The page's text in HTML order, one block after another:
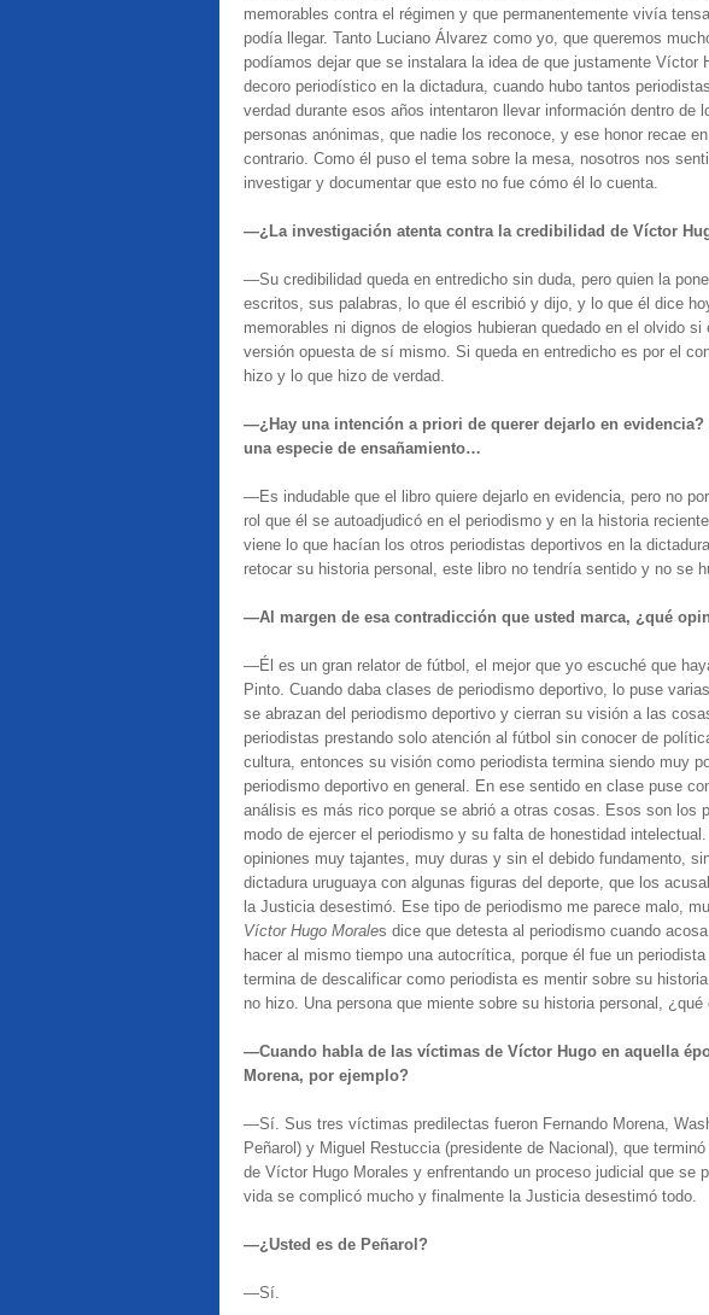
memorables contra el régimen y que permanentemente vivía
podía llegar. Tanto Luciano Álvarez como yo, que queremos
podíamos dejar que se instalara la idea de que justamente Víctor
decoro periodístico en la dictadura, cuando hubo tantos
verdad durante esos años intentaron llevar información dentro
personas anónimas, que nadie los reconoce, y ese honor recae
contrario. Como él puso el tema sobre la mesa, nosotros nos
investigar y documentar que esto no fue cómo él lo cuenta.
—¿La investigación atenta contra la credibilidad de Víctor
—Su credibilidad queda en entredicho sin duda, pero quien la
escritos, sus palabras, lo que él escribió y dijo, y lo que él dice
memorables ni dignos de elogios hubieran quedado en el olvido si
versión opuesta de sí mismo. Si queda en entredicho es por el
hizo y lo que hizo de verdad.
—¿Hay una intención a priori de querer dejarlo en
una especie de ensañamiento…
—Es indudable que el libro quiere dejarlo en evidencia, pero no
rol que él se autoadjudicó en el periodismo y en la historia
viene lo que hacían los otros periodistas deportivos en la
retocar su historia personal, este libro no tendría sentido y no se
—Al margen de esa contradicción que usted marca, ¿qué
—Él es un gran relator de fútbol, el mejor que yo escuché que
Pinto. Cuando daba clases de periodismo deportivo, lo puse
se abrazan del periodismo deportivo y cierran su visión a las
periodistas prestando solo atención al fútbol sin conocer de
cultura, entonces su visión como periodista termina siendo muy
periodismo deportivo en general. En ese sentido en clase puse
análisis es más rico porque se abrió a otras cosas. Esos son los
modo de ejercer el periodismo y su falta de honestidad
opiniones muy tajantes, muy duras y sin el debido fundamento,
dictadura uruguaya con algunas figuras del deporte, que los
la Justicia desestimó. Ese tipo de periodismo me parece malo,
Víctor Hugo Morales dice que detesta al periodismo cuando
hacer al mismo tiempo una autocrítica, porque él fue un
termina de descalificar como periodista es mentir sobre su
no hizo. Una persona que miente sobre su historia personal, ¿qué
—Cuando habla de las víctimas de Víctor Hugo en aquella
Morena, por ejemplo?
—Sí. Sus tres víctimas predilectas fueron Fernando Morena,
Peñarol) y Miguel Restuccia (presidente de Nacional), que
de Víctor Hugo Morales y enfrentando un proceso judicial que se
vida se complicó mucho y finalmente la Justicia desestimó todo.
—¿Usted es de Peñarol?
—Sí.